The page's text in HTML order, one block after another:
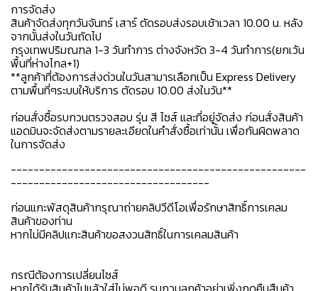
การจัดส่ง
สินค้าจัดส่งทุกวันจันทร์ เสาร์ ตัดรอบส่งรอบเช้าเวลา 10.00 น. หลัง
จากนั้นส่งในวันถัดไป
กรุงเทพปริมณฑล 1-3 วันทำการ ต่างจังหวัด 3-4 วันทำการ(ยกเว้น
พื้นที่ห่างไกล+1)
**ลูกค้าที่ต้องการส่งด่วนในวันสามารเลือกเป็น Express Delivery
ตามพื้นที่ๆระบบให้บริการ ตัดรอบ 10.00 ส่งในวัน**
ก่อนสั่งซื้อรบกวนตรวจสอบ รุ่น สี ไซส์ และที่อยู่จัดส่ง ก่อนสั่งสินค้า
แอดมินจะจัดส่งตามรายละเอียดในคำสั่งซื้อเท่านั้น เพื่อกันผิดพลาด
ในการจัดส่ง
----------------------------------------------------
-----------------------------------
ก่อนแกะพัสดุสินค้ากรุณาถ่ายคลิปวีดีโอเพื่อรักษาสิทธิ์การเคลม
สินค้าของท่าน
หากไม่มีคลิปแกะสินค้าขอสงวนสิทธิ์ในการเคลมสินค้า
กรณีต้องการเปลี่ยนไซส์